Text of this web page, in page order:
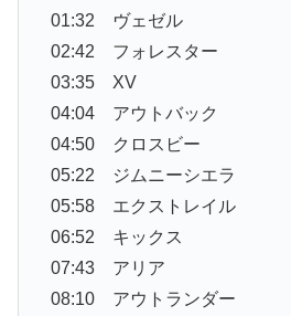
01:32 ヴェゼル
02:42 フォレスター
03:35 XV
04:04 アウトバック
04:50 クロスビー
05:22 ジムニーシエラ
05:58 エクストレイル
06:52 キックス
07:43 アリア
08:10 アウトランダー